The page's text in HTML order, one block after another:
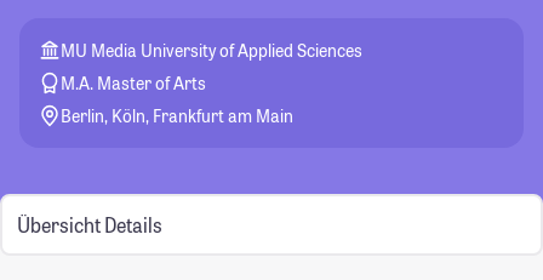
MU Media University of Applied Sciences
M.A. Master of Arts
Berlin, Köln, Frankfurt am Main
Übersicht Details